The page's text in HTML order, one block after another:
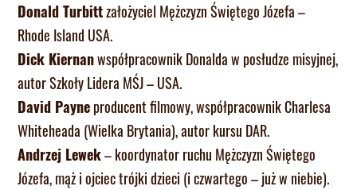
Donald Turbittzałożyciel Mężczyzn Świętego Józefa –
Rhode Island USA.
Dick Kiernanwspółpracownik Donalda w posłudze misyjnej,
autor Szkoły Lidera MŚJ – USA.
David Payneproducent filmowy, współpracownik Charlesa
Whiteheada (Wielka Brytania), autor kursu DAR.
Andrzej Lewek– koordynator ruchu Mężczyzn Świętego
Józefa, mąż i ojciec trójki dzieci (i czwartego – już w niebie).